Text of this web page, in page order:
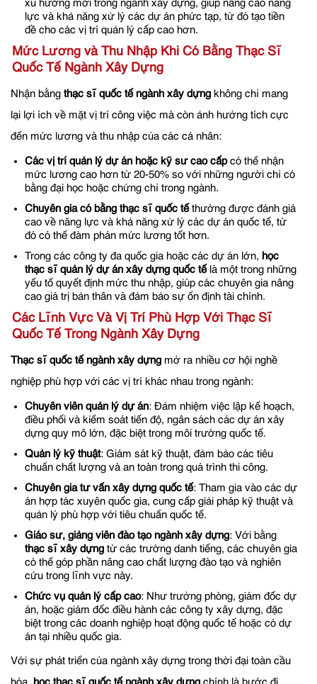
xu hướng mới trong ngành xây dựng, giúp nâng cao năng
lực và khả năng xử lý các dự án phức tạp, từ đó tạo tiền
đề cho các vị trí quản lý cấp cao hơn.
Mức Lương và Thu Nhập Khi Có Bằng Thạc Sĩ
Quốc Tế Ngành Xây Dựng
Nhận bằng thạc sĩ quốc tế ngành xây dựng không chỉ mang
lại lợi ích về mặt vị trí công việc mà còn ảnh hưởng tích cực
đến mức lương và thu nhập của các cá nhân:
Các vị trí quản lý dự án hoặc kỹ sư cao cấpcó thể nhận
mức lương cao hơn từ 20-50% so với những người chỉ có
bằng đại học hoặc chứng chỉ trong ngành.
Chuyên gia có bằng thạc sĩ quốc tếthường được đánh giá
cao về năng lực và khả năng xử lý các dự án quốc tế, từ
đó có thể đàm phán mức lương tốt hơn.
Trong các công ty đa quốc gia hoặc các dự án lớn, học
thạc sĩ quản lý dự án xây dựng quốc tếlà một trong những
yếu tố quyết định mức thu nhập, giúp các chuyên gia nâng
cao giá trị bản thân và đảm bảo sự ổn định tài chính.
Các Lĩnh Vực Và Vị Trí Phù Hợp Với Thạc Sĩ
Quốc Tế Trong Ngành Xây Dựng
Thạc sĩ quốc tế ngành xây dựng mở ra nhiều cơ hội nghề
nghiệp phù hợp với các vị trí khác nhau trong ngành:
Chuyên viên quản lý dự án: Đảm nhiệm việc lập kế hoạch,
điều phối và kiểm soát tiến độ, ngân sách các dự án xây
dựng quy mô lớn, đặc biệt trong môi trường quốc tế.
Quản lý kỹ thuật: Giám sát kỹ thuật, đảm bảo các tiêu
chuẩn chất lượng và an toàn trong quá trình thi công.
Chuyên gia tư vấn xây dựng quốc tế: Tham gia vào các dự
án hợp tác xuyên quốc gia, cung cấp giải pháp kỹ thuật và
quản lý phù hợp với tiêu chuẩn quốc tế.
Giáo sư, giảng viên đào tạo ngành xây dựng: Với bằng
thạc sĩ xây dựng từ các trường danh tiếng, các chuyên gia
có thể góp phần nâng cao chất lượng đào tạo và nghiên
cứu trong lĩnh vực này.
Chức vụ quản lý cấp cao: Như trưởng phòng, giám đốc dự
án, hoặc giám đốc điều hành các công ty xây dựng, đặc
biệt trong các doanh nghiệp hoạt động quốc tế hoặc có dự
án tại nhiều quốc gia.
Với sự phát triển của ngành xây dựng trong thời đại toàn cầu